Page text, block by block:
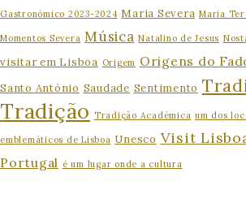
Gastronómico 2023-2024 Maria Severa Maria
Momentos Severa Música Natalino de Jesus
visitar em Lisboa Origem Origens do
Santo António Saudade Sentimento
Tradição Tradição Académica um dos
emblemáticos de Lisboa Unesco Visit
Portugal é um lugar onde a cultura